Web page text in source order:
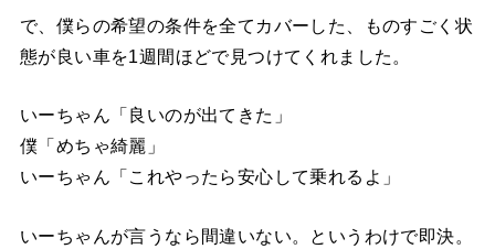
で、僕らの希望の条件を全てカバーした、ものすごく状
態が良い車を1週間ほどで見つけてくれました。
いーちゃん「良いのが出てきた」
僕「めちゃ綺麗」
いーちゃん「これやったら安心して乗れるよ」
いーちゃんが言うなら間違いない。というわけで即決。